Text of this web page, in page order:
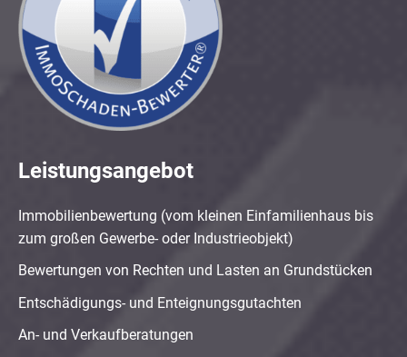
Leistungsangebot
Immobilienbewertung (vom kleinen Einfamilienhaus bis
zum großen Gewerbe- oder Industrieobjekt)
Bewertungen von Rechten und Lasten an Grundstücken
Entschädigungs- und Enteignungsgutachten
An- und Verkaufberatungen